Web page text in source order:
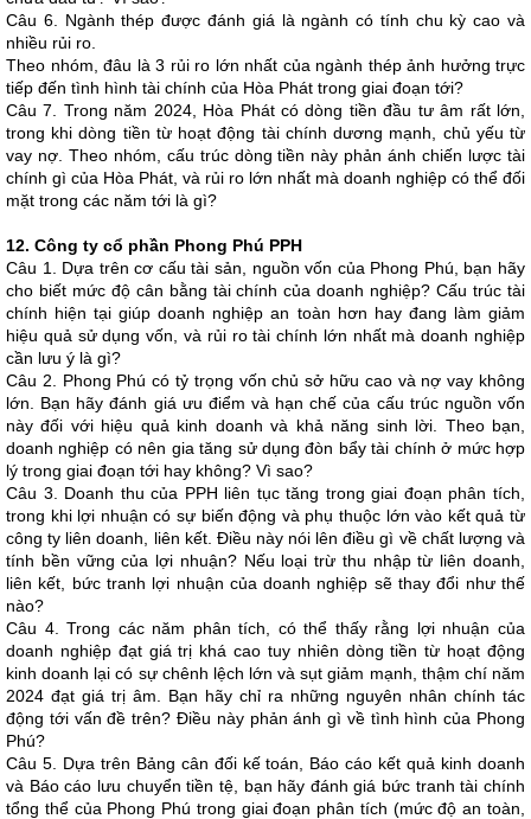
Câu 6. Ngành thép được đánh giá là ngành có tính chu kỳ cao và
nhiều rủi ro.
Theo nhóm, đâu là 3 rủi ro lớn nhất của ngành thép ảnh hưởng trực
tiếp đến tình hình tài chính của Hòa Phát trong giai đoạn tới?
Câu 7. Trong năm 2024, Hòa Phát có dòng tiền đầu tư âm rất lớn,
trong khi dòng tiền từ hoạt động tài chính dương mạnh, chủ yếu từ
vay nợ. Theo nhóm, cấu trúc dòng tiền này phản ánh chiến lược tài
chính gì của Hòa Phát, và rủi ro lớn nhất mà doanh nghiệp có thể đối
mặt trong các năm tới là gì?
12. Công ty cổ phần Phong Phú PPH
Câu 1. Dựa trên cơ cấu tài sản, nguồn vốn của Phong Phú, bạn hãy
cho biết mức độ cân bằng tài chính của doanh nghiệp? Cấu trúc tài
chính hiện tại giúp doanh nghiệp an toàn hơn hay đang làm giảm
hiệu quả sử dụng vốn, và rủi ro tài chính lớn nhất mà doanh nghiệp
cần lưu ý là gì?
Câu 2. Phong Phú có tỷ trọng vốn chủ sở hữu cao và nợ vay không
lớn. Bạn hãy đánh giá ưu điểm và hạn chế của cấu trúc nguồn vốn
này đối với hiệu quả kinh doanh và khả năng sinh lời. Theo bạn,
doanh nghiệp có nên gia tăng sử dụng đòn bẩy tài chính ở mức hợp
lý trong giai đoạn tới hay không? Vì sao?
Câu 3. Doanh thu của PPH liên tục tăng trong giai đoạn phân tích,
trong khi lợi nhuận có sự biến động và phụ thuộc lớn vào kết quả từ
công ty liên doanh, liên kết. Điều này nói lên điều gì về chất lượng và
tính bền vững của lợi nhuận? Nếu loại trừ thu nhập từ liên doanh,
liên kết, bức tranh lợi nhuận của doanh nghiệp sẽ thay đổi như thế
nào?
Câu 4. Trong các năm phân tích, có thể thấy rằng lợi nhuận của
doanh nghiệp đạt giá trị khá cao tuy nhiên dòng tiền từ hoạt động
kinh doanh lại có sự chênh lệch lớn và sụt giảm mạnh, thậm chí năm
2024 đạt giá trị âm. Bạn hãy chỉ ra những nguyên nhân chính tác
động tới vấn đề trên? Điều này phản ánh gì về tình hình của Phong
Phú?
Câu 5. Dựa trên Bảng cân đối kế toán, Báo cáo kết quả kinh doanh
và Báo cáo lưu chuyển tiền tệ, bạn hãy đánh giá bức tranh tài chính
tổng thể của Phong Phú trong giai đoạn phân tích (mức độ an toàn,